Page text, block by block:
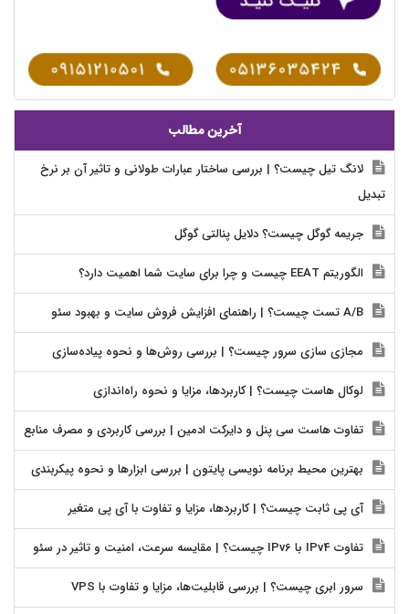
آخرین مطالب
لانگ تیل چیست؟ | بررسی ساختار عبارات طولانی و تاثیر آن بر نرخ
تبدیل
جریمه گوگل چیست؟ دلایل پنالتی گوگل
الگوریتم EEAT چیست و چرا برای سایت شما اهمیت دارد؟
مجازی سازی سرور چیست؟ | بررسی روش‌ها و نحوه پیاده‌سازی
لوکال هاست چیست؟ | کاربردها، مزایا و نحوه راه‌اندازی
تفاوت هاست سی پنل و دایرکت ادمین | بررسی کاربردی و مصرف منابع
بهترین محیط برنامه نویسی پایتون | بررسی ابزارها و نحوه پیکربندی
آی پی ثابت چیست؟ | کاربردها، مزایا و تفاوت با آی پی متغیر
تفاوت IPv4 با IPv6 چیست؟ | مقایسه سرعت، امنیت و تاثیر در سئو
سرور ابری چیست؟ | بررسی قابلیت‌ها، مزایا و تفاوت با VPS